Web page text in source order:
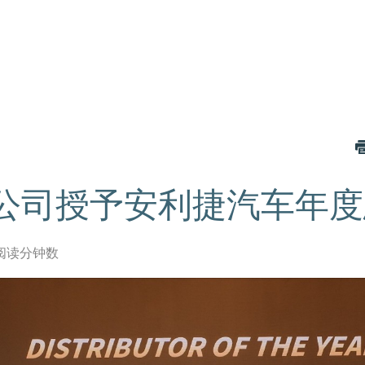
司授予安利捷汽车年
读分钟数